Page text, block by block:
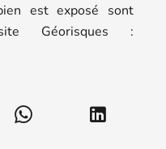
est exposé sont
Géorisques :